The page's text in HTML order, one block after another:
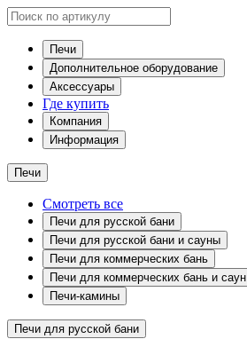
Печи
Дополнительное оборудование
Аксессуары
Где купить
Компания
Информация
Печи
Смотреть все
Печи для русской бани
Печи для русской бани и сауны
Печи для коммерческих бань
Печи для коммерческих бань и саун
Печи-камины
Печи для русской бани